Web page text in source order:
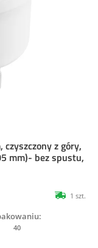
z góry,
mm)- bez spustu,
1 szt.
40